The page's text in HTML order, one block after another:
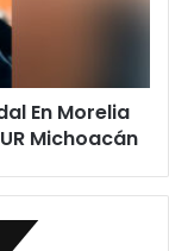
En Morelia
Michoacán